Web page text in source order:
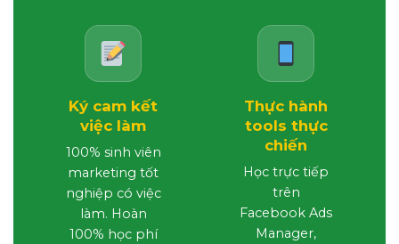
Ký cam kết
việc làm
100% sinh viên
marketing tốt
nghiệp có việc
làm. Hoàn
100% học phí
Thực hành
tools thực
chiến
Học trực tiếp
trên
Facebook Ads
Manager,